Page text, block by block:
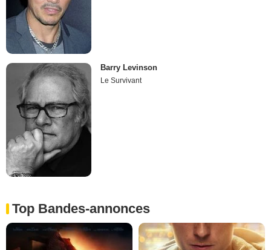
Barry Levinson
Le Survivant
Top Bandes-annonces